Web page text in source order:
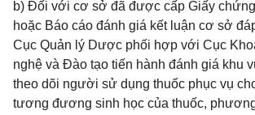
b) Đối với cơ sở đã được cấp Giấy
hoặc Báo cáo đánh giá kết luận cơ sở
Cục Quản lý Dược phối hợp với Cục
nghệ và Đào tạo tiến hành đánh giá khu
theo dõi người sử dụng thuốc phục vụ
tương đương sinh học của thuốc,